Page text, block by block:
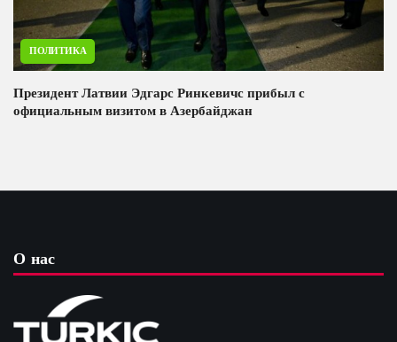
ПОЛИТИКА
Президент Латвии Эдгарс Ринкевичс прибыл с
официальным визитом в Азербайджан
О нас